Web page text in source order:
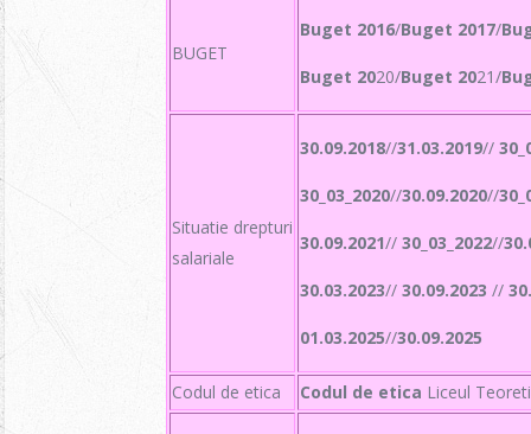
BUGET
Buget 2016/Buget 2017/
Buget 2020/Buget 2021/
Situatie drepturi
salariale
30.09.2018//31.03.2019//
30_03_2020//30.09.2020//
30.09.2021// 30_03_2022//
30.03.2023// 30.09.2023 //
01.03.2025//30.09.2025
Codul de etica Codul de etica Liceul